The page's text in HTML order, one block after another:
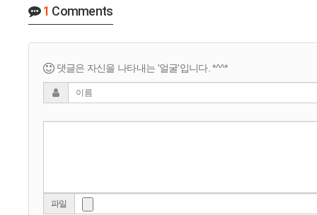
1 Comments
댓글은 자신을 나타내는 '얼굴'입니다. *^^*
파일